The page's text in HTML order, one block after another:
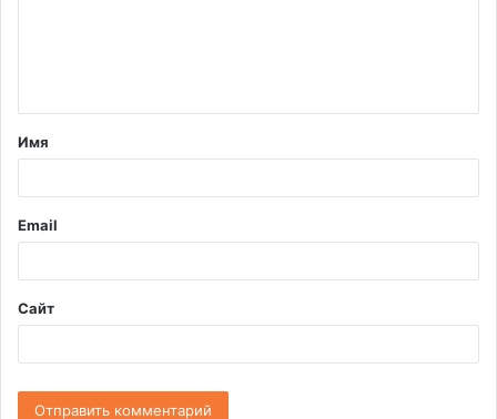
т
а
й
*
Имя
Email
Сайт